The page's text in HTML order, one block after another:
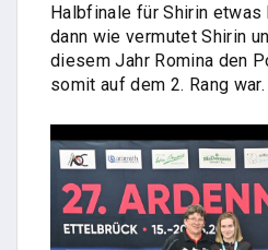
Halbfinale für Shirin etwas
dann wie vermutet Shirin
diesem Jahr Romina den
somit auf dem 2. Rang war.